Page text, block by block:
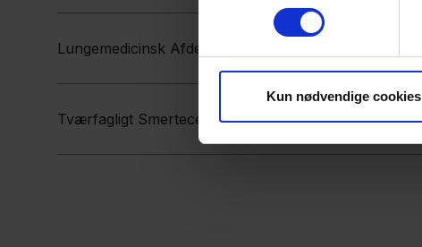
Kun nødvendige cookies
Lungemedicinsk Afdeling SUH Roskilde 14 11 2023.pdf
Tværfagligt Smertecenter 30 11 2023.pdf